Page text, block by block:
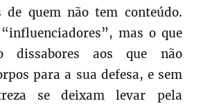
de quem não tem conteúdo.
mas o que
dissabores aos que não
para a sua defesa, e sem
se deixam levar pela